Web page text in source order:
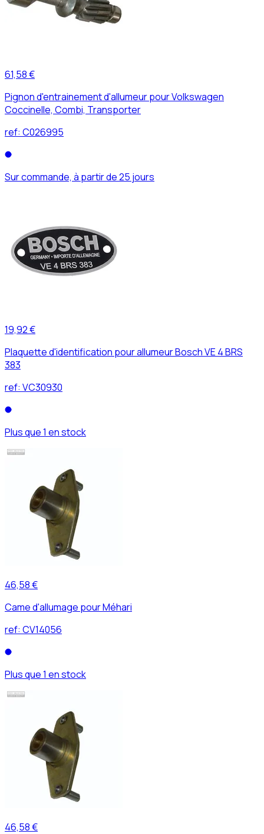
61,58 €
Pignon d'entrainement d'allumeur pour Volkswagen
Coccinelle, Combi, Transporter
ref: C026995
Sur commande, à partir de 25 jours
19,92 €
Plaquette d'identification pour allumeur Bosch VE 4 BRS
383
ref: VC30930
Plus que 1 en stock
46,58 €
Came d'allumage pour Méhari
ref: CV14056
Plus que 1 en stock
46,58 €